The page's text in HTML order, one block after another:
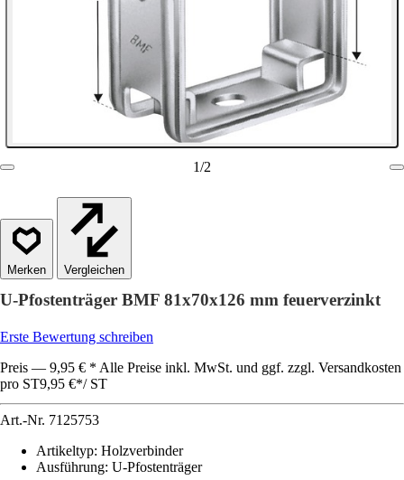
1/2
Vergleichen
U-Pfostenträger BMF 81x70x126 mm feuerverzinkt
Erste Bewertung schreiben
Preis — 9,95 € * Alle Preise inkl. MwSt. und ggf. zzgl. Versandkosten
pro ST9,95 €*/ ST
Art.-Nr. 7125753
Artikeltyp: Holzverbinder
Ausführung: U-Pfostenträger